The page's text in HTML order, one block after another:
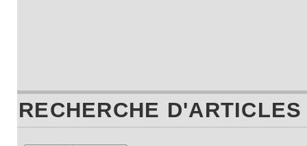
RECHERCHE D'ARTICLES